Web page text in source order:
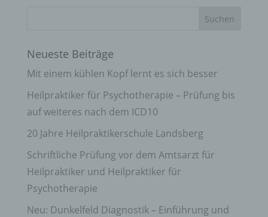
Neueste Beiträge
Mit einem kühlen Kopf lernt es sich besser
Heilpraktiker für Psychotherapie – Prüfung bis
auf weiteres nach dem ICD10
20 Jahre Heilpraktikerschule Landsberg
Schriftliche Prüfung vor dem Amtsarzt für
Heilpraktiker und Heilpraktiker für
Psychotherapie
Neu: Dunkelfeld Diagnostik – Einführung und